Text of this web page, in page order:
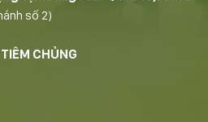
số 2)
CHỦNG